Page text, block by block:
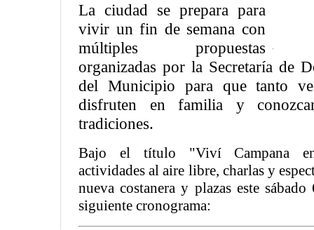
La ciudad se prepara para
vivir un fin de semana con
múltiples propuestas
organizadas por la Secretaría de
del Municipio para que tanto
disfruten en familia y
tradiciones.
Bajo el título "Viví Campana
actividades al aire libre, charlas y
nueva costanera y plazas este
siguiente cronograma: